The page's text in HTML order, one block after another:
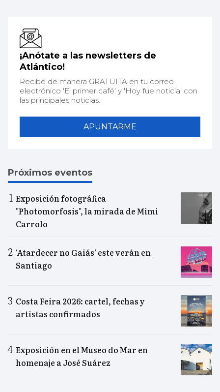
¡Anótate a las newsletters de
Atlántico!
Recibe de manera GRATUITA en tu correo
electrónico 'El primer café' y 'Hoy fue noticia' con
las principales noticias.
APUNTARME
Próximos eventos
Exposición fotográfica
"Photomorfosis", la mirada de Mimi
Carrolo
‘Atardecer no Gaiás’ este verán en
Santiago
Costa Feira 2026: cartel, fechas y
artistas confirmados
Exposición en el Museo do Mar en
homenaje a José Suárez